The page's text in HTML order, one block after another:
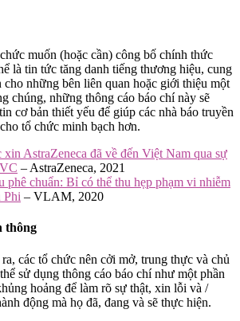
muốn (hoặc cần) công bố chính thức
là tin tức tăng danh tiếng thương hiệu, cung
những bên liên quan hoặc giới thiệu một
chúng, những thông cáo báo chí này sẽ
cơ bản thiết yếu để giúp các nhà báo truyền
tổ chức minh bạch hơn.
xin AstraZeneca đã về đến Việt Nam qua sự
– AstraZeneca, 2021
phê chuẩn: Bỉ có thể thu hẹp phạm vi nhiễm
Phi – VLAM, 2020
thông
các tổ chức nên cởi mở, trung thực và chủ
sử dụng thông cáo báo chí như một phần
hoảng để làm rõ sự thật, xin lỗi và /
động mà họ đã, đang và sẽ thực hiện.